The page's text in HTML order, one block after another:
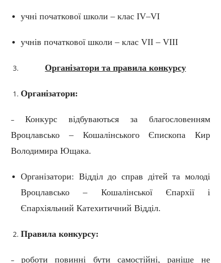
учні початкової школи – класIV–VI
учнів початкової школи–класVIІ–VIІІ
Організатори та правила конкурсу
Організатори:
–Конкурс відбуваються за благословенням
Вроцлавсько – Кошалінського Єпископа Кир
Володимира Ющака.
Організатори: Відділ до справ дітей та молоді
Вроцлавсько – Кошалінської Єпархії і
Єпархіяльний Катехитичний Відділ.
Правила конкурсу:
– роботи повинні бути самостійні, раніше не